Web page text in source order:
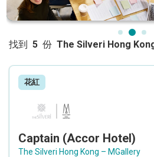
找到 5 份 The Silveri Hong
花紅
Captain (Accor Hotel)
The Silveri Hong Kong – MGallery